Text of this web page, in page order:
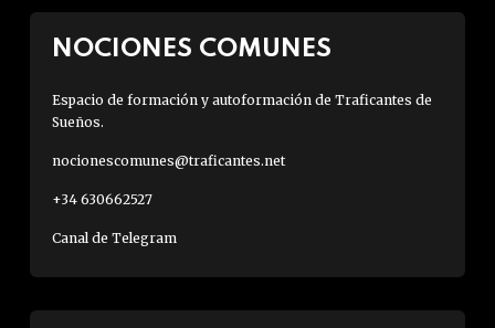
NOCIONES COMUNES
Espacio de formación y autoformación de Traficantes de
Sueños.
nocionescomunes@traficantes.net
+34 630662527
Canal de Telegram